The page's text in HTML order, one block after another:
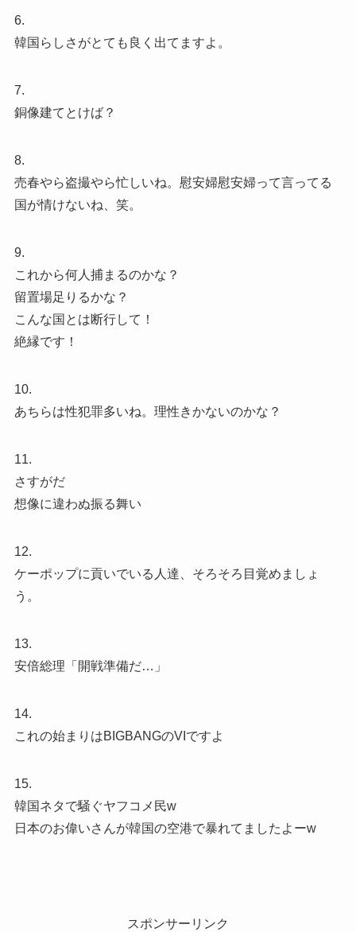
6.
韓国らしさがとても良く出てますよ。
7.
銅像建てとけば？
8.
売春やら盗撮やら忙しいね。慰安婦慰安婦って言ってる
国が情けないね、笑。
9.
これから何人捕まるのかな？
留置場足りるかな？
こんな国とは断行して！
絶縁です！
10.
あちらは性犯罪多いね。理性きかないのかな？
11.
さすがだ
想像に違わぬ振る舞い
12.
ケーポップに貢いでいる人達、そろそろ目覚めましょ
う。
13.
安倍総理「開戦準備だ…」
14.
これの始まりはBIGBANGのVIですよ
15.
韓国ネタで騒ぐヤフコメ民w
日本のお偉いさんが韓国の空港で暴れてましたよーw
スポンサーリンク